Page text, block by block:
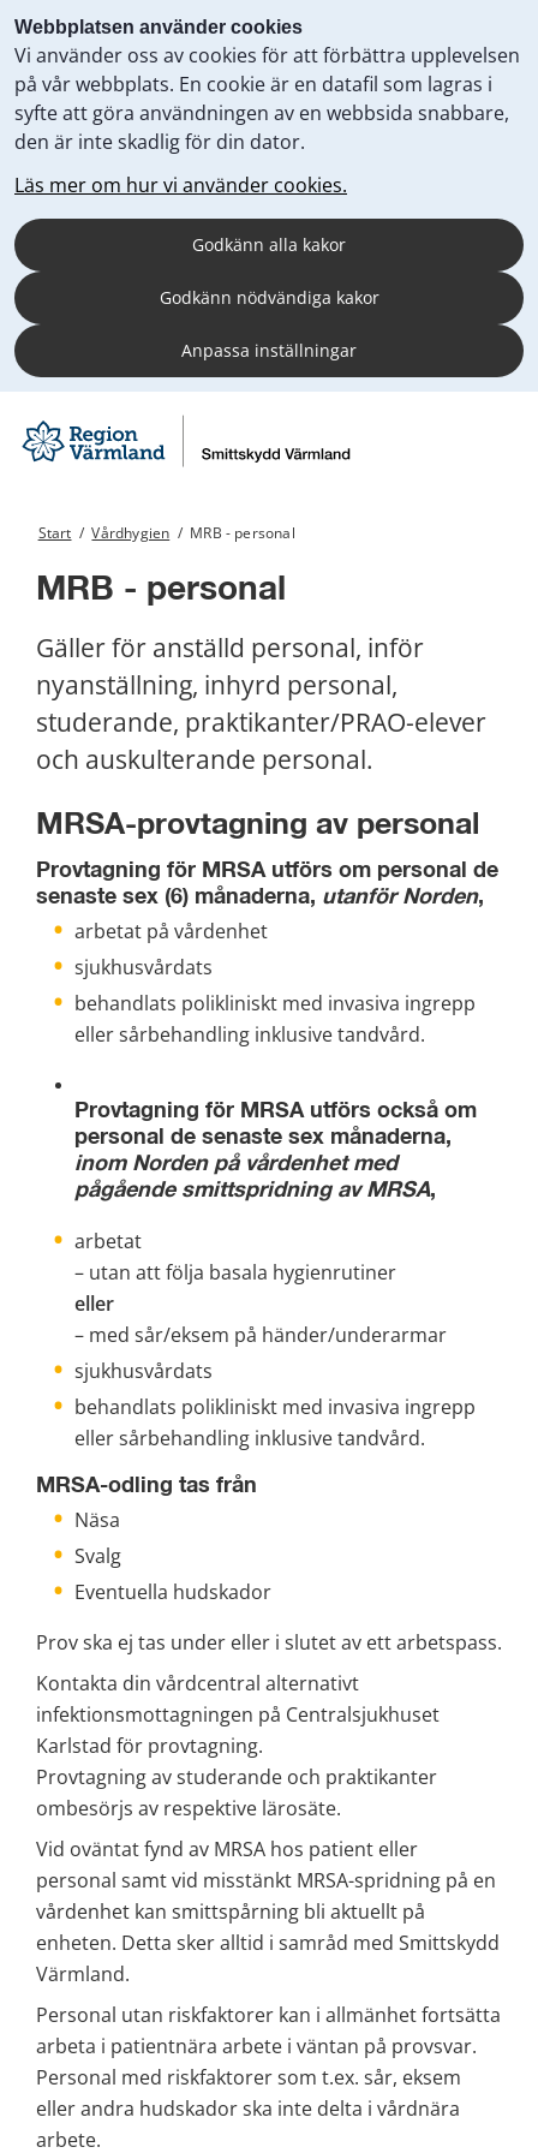
Webbplatsen använder cookies
Vi använder oss av cookies för att förbättra upplevelsen
på vår webbplats. En cookie är en datafil som lagras i
syfte att göra användningen av en webbsida snabbare,
den är inte skadlig för din dator.
Läs mer om hur vi använder cookies.
Godkänn alla kakor
Godkänn nödvändiga kakor
Anpassa inställningar
Start / Vårdhygien / MRB - personal
MRB - personal
Gäller för anställd personal, inför
nyanställning, inhyrd personal,
studerande, praktikanter/PRAO-elever
och auskulterande personal.
MRSA-provtagning av personal
Provtagning för MRSA utförs om personal de
senaste sex (6) månaderna, utanför Norden,
arbetat på vårdenhet
sjukhusvårdats
behandlats polikliniskt med invasiva ingrepp
eller sårbehandling inklusive tandvård.
Provtagning för MRSA utförs också om
inom Norden på vårdenhet med
pågående smittspridning av MRSA,
arbetat
– utan att följa basala hygienrutiner
eller
– med sår/eksem på händer/underarmar
sjukhusvårdats
behandlats polikliniskt med invasiva ingrepp
eller sårbehandling inklusive tandvård.
MRSA-odling tas från
Näsa
Svalg
Eventuella hudskador
Prov ska ej tas under eller i slutet av ett arbetspass.
Kontakta din vårdcentral alternativt
infektionsmottagningen på Centralsjukhuset
Karlstad för provtagning.
Provtagning av studerande och praktikanter
ombesörjs av respektive lärosäte.
Vid oväntat fynd av MRSA hos patient eller
personal samt vid misstänkt MRSA-spridning på en
vårdenhet kan smittspårning bli aktuellt på
enheten. Detta sker alltid i samråd med Smittskydd
Värmland.
Personal utan riskfaktorer kan i allmänhet fortsätta
arbeta i patientnära arbete i väntan på provsvar.
Personal med riskfaktorer som t.ex. sår, eksem
eller andra hudskador ska inte delta i vårdnära
arbete.